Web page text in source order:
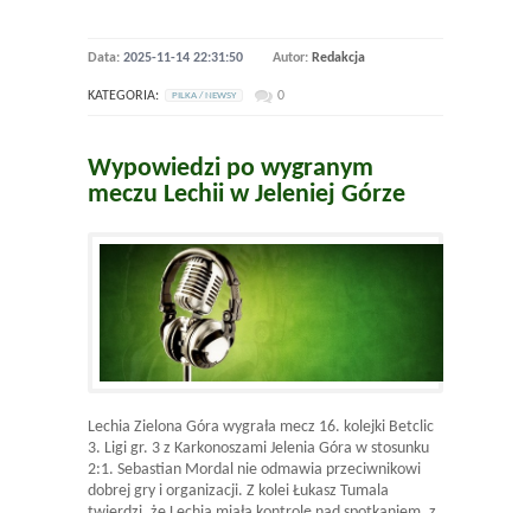
Data: 2025-11-14 22:31:50 Autor: Redakcja
KATEGORIA: PILKA / NEWSY 0
Wypowiedzi po wygranym
meczu Lechii w Jeleniej Górze
Lechia Zielona Góra wygrała mecz 16. kolejki Betclic
3. Ligi gr. 3 z Karkonoszami Jelenia Góra w stosunku
2:1. Sebastian Mordal nie odmawia przeciwnikowi
dobrej gry i organizacji. Z kolei Łukasz Tumala